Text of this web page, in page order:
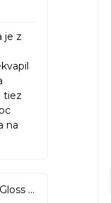
je z
tiez
na
Specialized ZEE Cage II Right Gloss Black